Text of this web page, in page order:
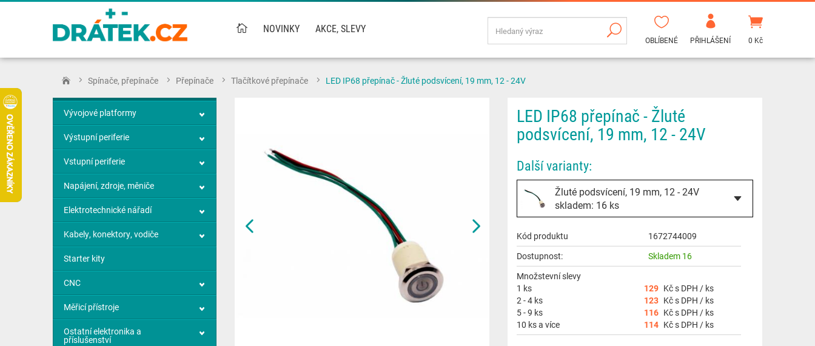
0 Kč
PŘIHLÁŠENÍ
OBLÍBENÉ
NOVINKY AKCE, SLEVY
Spínače, přepínače Přepínače Tlačítkové přepínače LED IP68 přepínač - Žluté podsvícení, 19 mm, 12 - 24V
LED IP68 přepínač - Žluté
podsvícení, 19 mm, 12 - 24V
Další varianty:
Žluté podsvícení, 19 mm, 12 - 24V
skladem: 16 ks
Kód produktu
1672744009
Dostupnost:
Skladem 16
Množstevní slevy
1 ks
129 Kč s DPH / ks
2 - 4 ks
123 Kč s DPH / ks
5 - 9 ks
116 Kč s DPH / ks
10 ks a více
114 Kč s DPH / ks
Vývojové platformy
Výstupní periferie
Vstupní periferie
Napájení, zdroje, měniče
Elektrotechnické nářadí
Kabely, konektory, vodiče
Starter kity
CNC
Měřicí přístroje
Ostatní elektronika a
příslušenství